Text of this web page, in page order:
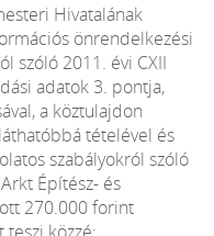
Hivatalának
önrendelkezési
szóló 2011. évi CXII
adatok 3. pontja,
a köztulajdon
tételével és
szabályokról szóló
Építész- és
270.000 forint
teszi közzé: